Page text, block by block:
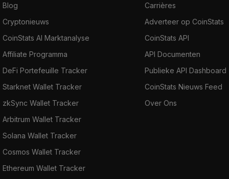
Blog
Cryptonieuws
CoinStats AI Marktanalyse
Affiliate Programma
DeFi Portefeuille Tracker
Starknet Wallet Tracker
zkSync Wallet Tracker
Arbitrum Wallet Tracker
Solana Wallet Tracker
Cosmos Wallet Tracker
Ethereum Wallet Tracker
Carrières
Adverteer op CoinStats
CoinStats API
API Documenten
Publieke API Dashboard
CoinStats Nieuws Feed
Over Ons